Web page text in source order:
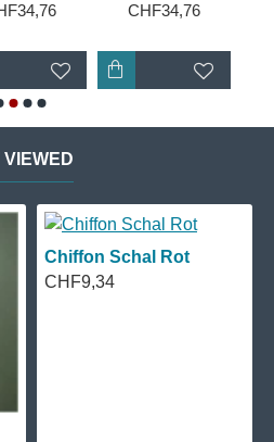
CHF34,76
VIEWED
Chiffon Schal Rot
CHF9,34